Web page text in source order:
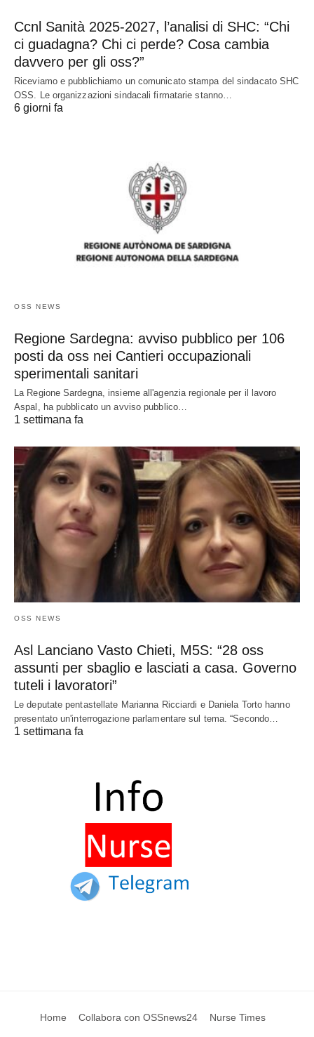
Ccnl Sanità 2025-2027, l’analisi di SHC: “Chi
ci guadagna? Chi ci perde? Cosa cambia
davvero per gli oss?”
Riceviamo e pubblichiamo un comunicato stampa del sindacato SHC
OSS. Le organizzazioni sindacali firmatarie stanno…
6 giorni fa
OSS NEWS
Regione Sardegna: avviso pubblico per 106
posti da oss nei Cantieri occupazionali
sperimentali sanitari
La Regione Sardegna, insieme all'agenzia regionale per il lavoro
Aspal, ha pubblicato un avviso pubblico…
1 settimana fa
OSS NEWS
Asl Lanciano Vasto Chieti, M5S: “28 oss
assunti per sbaglio e lasciati a casa. Governo
tuteli i lavoratori”
Le deputate pentastellate Marianna Ricciardi e Daniela Torto hanno
presentato un'interrogazione parlamentare sul tema. “Secondo…
1 settimana fa
Home Collabora con OSSnews24 Nurse Times